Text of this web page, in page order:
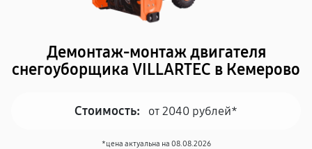
Демонтаж-монтаж двигателя
снегоуборщика VILLARTEC в Кемерово
Стоимость: от 2040 рублей*
*цена актуальна на 08.08.2026